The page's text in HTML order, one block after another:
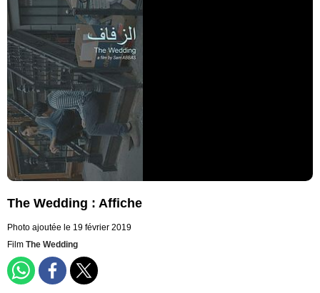
The Wedding : Affiche
Photo ajoutée le 19 février 2019
Film The Wedding